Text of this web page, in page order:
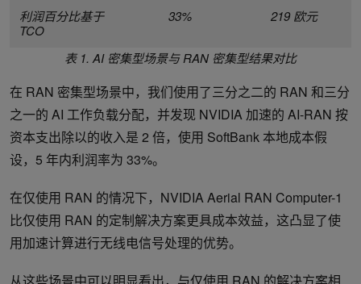
利润百分比基于
TCO
33% 219 欧元
表 1. AI 密集型场景与 RAN 密集型结果对比
在 RAN 密集型场景中，我们使用了三分之二的 RAN 和三分
之一的 AI 工作负载分配，并发现 NVIDIA 加速的 AI-RAN 按
资本支出除以的收入是 2 倍，使用 SoftBank 本地成本假
设，5 年内利润率为 33%。
在仅使用 RAN 的情况下，NVIDIA Aerial RAN Computer-1
比仅使用 RAN 的定制解决方案更具成本效益，这凸显了使
用加速计算进行无线电信号处理的优势。